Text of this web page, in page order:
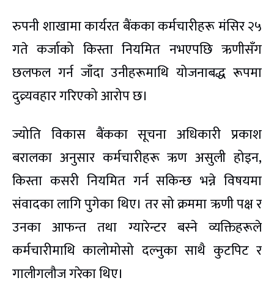
रुपनी शाखामा कार्यरत बैंकका कर्मचारीहरू मंसिर २५
गते कर्जाको किस्ता नियमित नभएपछि ऋणीसँग
छलफल गर्न जाँदा उनीहरूमाथि योजनाबद्ध रूपमा
दुव्र्यवहार गरिएको आरोप छ।
ज्योति विकास बैंकका सूचना अधिकारी प्रकाश
बरालका अनुसार कर्मचारीहरू ऋण असुली होइन,
किस्ता कसरी नियमित गर्न सकिन्छ भन्ने विषयमा
संवादका लागि पुगेका थिए। तर सो क्रममा ऋणी पक्ष र
उनका आफन्त तथा ग्यारेन्टर बस्ने व्यक्तिहरूले
कर्मचारीमाथि कालोमोसो दल्नुका साथै कुटपिट र
गालीगलौज गरेका थिए।